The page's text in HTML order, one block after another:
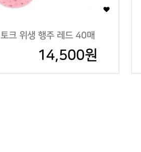
토크 위생 행주 레드 40매
14,500원